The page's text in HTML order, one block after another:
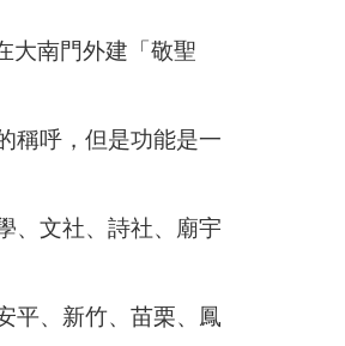
大南門外建「敬聖
稱呼，但是功能是一
、文社、詩社、廟宇
平、新竹、苗栗、鳳